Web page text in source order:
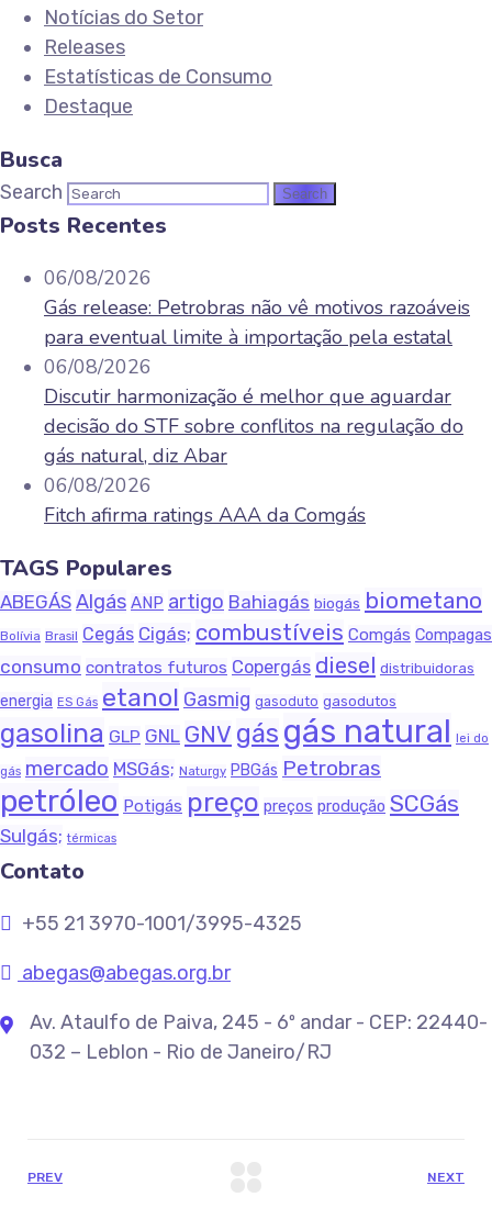
Notícias do Setor
Releases
Estatísticas de Consumo
Destaque
Busca
Search
Posts Recentes
06/08/2026
Gás release: Petrobras não vê motivos razoáveis
para eventual limite à importação pela estatal
06/08/2026
Discutir harmonização é melhor que aguardar
decisão do STF sobre conflitos na regulação do
gás natural, diz Abar
06/08/2026
Fitch afirma ratings AAA da Comgás
TAGS Populares
ABEGÁS Algás ANP artigo Bahiagás biogás biometano
Bolívia Brasil Cegás Cigás; combustíveis Comgás Compagas
consumo contratos futuros Copergás diesel distribuidoras
energia ES Gás etanol Gasmig gasoduto gasodutos
gasolina GLP GNL GNV gás gás natural lei do
gás mercado MSGás; Naturgy PBGás Petrobras
petróleo Potigás preço preços produção SCGás
Sulgás; térmicas
Contato
+55 21 3970-1001/3995-4325
abegas@abegas.org.br
Av. Ataulfo de Paiva, 245 - 6º andar - CEP: 22440-
032 – Leblon - Rio de Janeiro/RJ
PREV NEXT